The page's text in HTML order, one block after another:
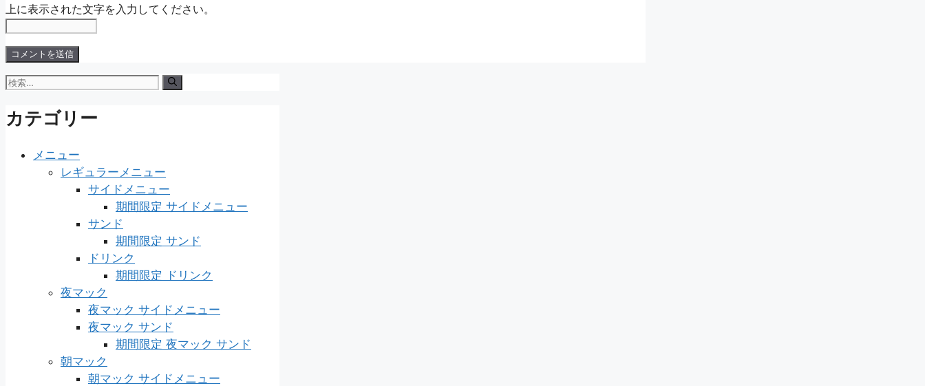
上に表示された文字を入力してください。
検
カテゴリー
メニュー
レギュラーメニュー
サイドメニュー
期間限定 サイドメニュー
サンド
期間限定 サンド
ドリンク
期間限定 ドリンク
夜マック
夜マック サイドメニュー
夜マック サンド
期間限定 夜マック サンド
朝マック
朝マック サイドメニュー